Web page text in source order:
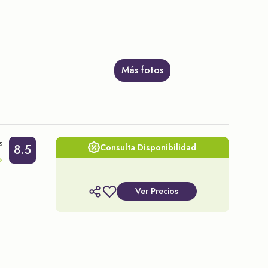
Más fotos
8.5 Consulta Disponibilidad
Ver Precios